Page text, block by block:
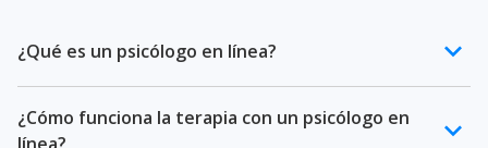
¿Qué es un psicólogo en línea? keyboard_arrow_down
mental certificado que ofrece terapia psicológica a
¿Cómo funciona la terapia con un psicólogo en
keyboard_arrow_down